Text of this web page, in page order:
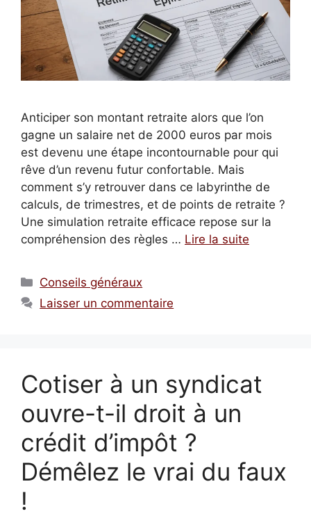
Anticiper son montant retraite alors que l’on
gagne un salaire net de 2000 euros par mois
est devenu une étape incontournable pour qui
rêve d’un revenu futur confortable. Mais
comment s’y retrouver dans ce labyrinthe de
calculs, de trimestres, et de points de retraite ?
Une simulation retraite efficace repose sur la
compréhension des règles … Lire la suite
Catégories
Conseils généraux
Laisser un commentaire
Cotiser à un syndicat
ouvre-t-il droit à un
crédit d’impôt ?
Démêlez le vrai du faux
!